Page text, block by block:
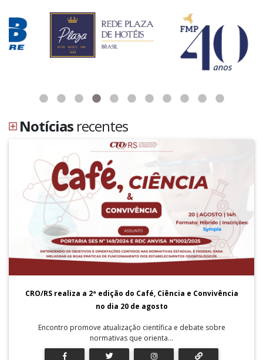
Notícias recentes
CRO/RS realiza a 2ª edição do Café, Ciência e Convivência
no dia 20 de agosto
Encontro promove atualização científica e debate sobre
normativas que orienta...